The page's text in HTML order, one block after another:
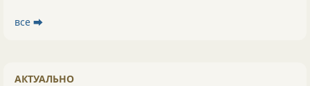
все ⮕
АКТУАЛЬНО